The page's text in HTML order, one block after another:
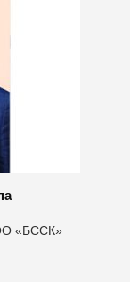
«БССК»